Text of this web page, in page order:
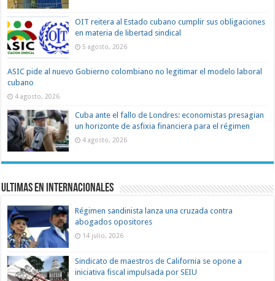
OIT reitera al Estado cubano cumplir sus obligaciones
en materia de libertad sindical
5 agosto, 2026
ASIC pide al nuevo Gobierno colombiano no legitimar el modelo laboral
cubano
4 agosto, 2026
Cuba ante el fallo de Londres: economistas presagian
un horizonte de asfixia financiera para el régimen
4 agosto, 2026
Ultimas en Internacionales
Régimen sandinista lanza una cruzada contra
abogados opositores
14 julio, 2026
Sindicato de maestros de California se opone a
iniciativa fiscal impulsada por SEIU